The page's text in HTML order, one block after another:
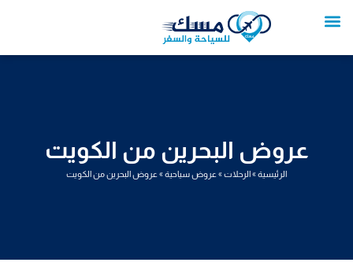
إلى
عروض البحرين من الكويت
الرئيسية»الرحلات» عروض سياحية» عروض البحرين من الكويت